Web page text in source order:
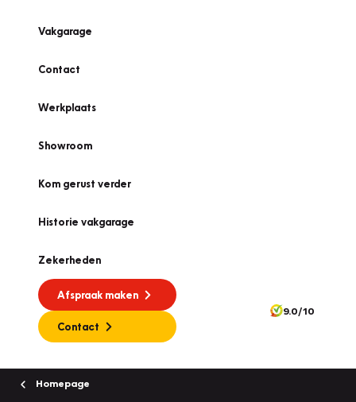
Vakgarage
Contact
Werkplaats
Showroom
Kom gerust verder
Historie vakgarage
Zekerheden
Afspraak maken
Contact
9.0/10
Homepage